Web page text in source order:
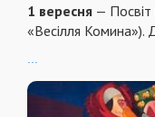
1 вересня — Посвіт
«Весілля Комина»).